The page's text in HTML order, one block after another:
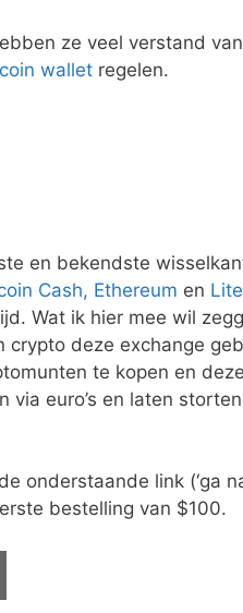
ze veel verstand
wallet regelen.
en bekendste
Cash, Ethereum en
Wat ik hier mee wil
crypto deze exchange
te kopen en
via euro’s en laten
onderstaande link (‘ga
bestelling van $100.